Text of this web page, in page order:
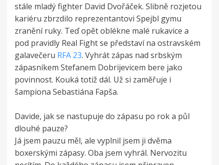
stále mladý fighter David Dvořáček. Slibně rozjetou
kariéru zbrzdilo reprezentantovi Spejbl gymu
zranění ruky. Teď opět oblékne malé rukavice a
pod pravidly Real Fight se představí na ostravském
galavečeru RFA 23. Vyhrát zápas nad srbským
zápasníkem Stefanem Dobrijevicem bere jako
povinnost. Kouká totiž dál. Už si zaměřuje i
šampiona Sebastiána Fapša.
Davide, jak se nastupuje do zápasu po rok a půl
dlouhé pauze?
Já jsem pauzu měl, ale vyplnil jsem ji dvěma
boxerskými zápasy. Oba jsem vyhrál. Nervozitu